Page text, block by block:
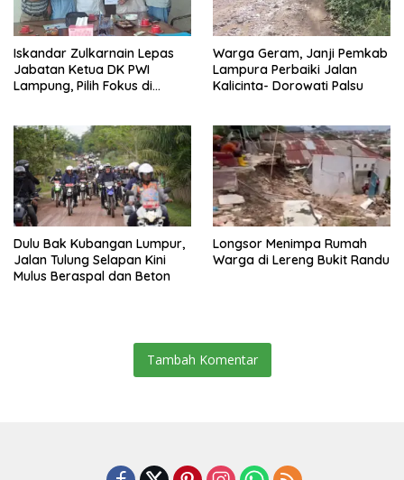
Iskandar Zulkarnain Lepas
Jabatan Ketua DK PWI
Lampung, Pilih Fokus di
Warga Geram, Janji Pemkab
Lampura Perbaiki Jalan
Kalicinta- Dorowati Palsu
Dulu Bak Kubangan Lumpur,
Jalan Tulung Selapan Kini
Mulus Beraspal dan Beton
Longsor Menimpa Rumah
Warga di Lereng Bukit Randu
Tambah Komentar